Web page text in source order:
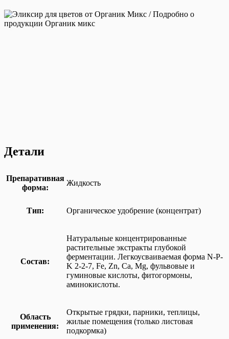
Детали
Препаративная
форма:
Жидкость
Тип: Органическое удобрение (концентрат)
Состав:
Натуральные концентрированные
растительные экстракты глубокой
ферментации. Легкоусваиваемая форма N-P-
K 2-2-7, Fe, Zn, Ca, Mg, фульвовые и
гуминовые кислоты, фитогормоны,
аминокислоты.
Область
применения:
Открытые грядки, парники, теплицы,
жилые помещения (только листовая
подкормка)